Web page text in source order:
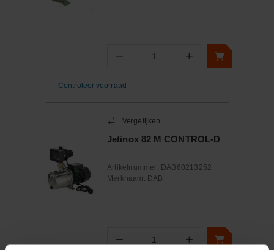
− Aantal +
Controleer voorraad
Vergelijken
Jetinox 82 M CONTROL-D
Artikelnummer: DAB60213252
Merknaam: DAB
− Aantal +